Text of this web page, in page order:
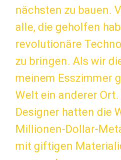
nächsten zu bauen.
alle, die geholfen
revolutionäre
zu bringen. Als wir
meinem Esszimmer
Welt ein anderer
Designer hatten die
Millionen-Dollar-
mit giftigen